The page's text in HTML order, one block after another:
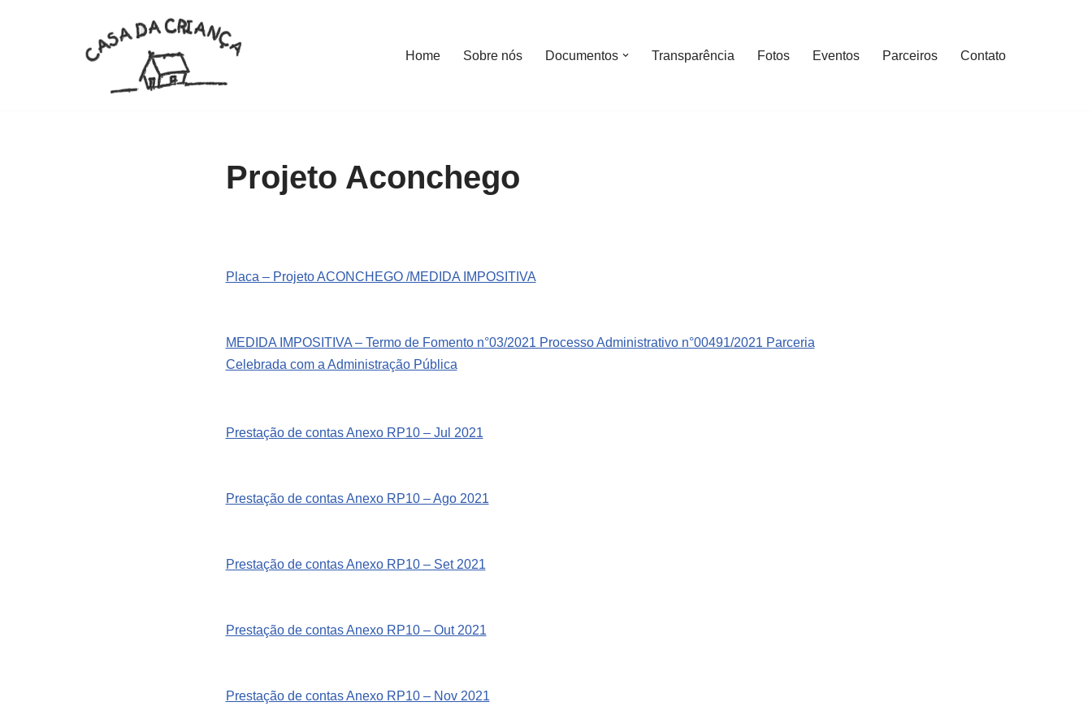
Home Sobre nós Documentos Transparência Fotos Eventos Parceiros Contato
Projeto Aconchego
Placa – Projeto ACONCHEGO /MEDIDA IMPOSITIVA
MEDIDA IMPOSITIVA – Termo de Fomento n°03/2021 Processo Administrativo n°00491/2021 Parceria
Celebrada com a Administração Pública
Prestação de contas Anexo RP10 – Jul 2021
Prestação de contas Anexo RP10 – Ago 2021
Prestação de contas Anexo RP10 – Set 2021
Prestação de contas Anexo RP10 – Out 2021
Prestação de contas Anexo RP10 – Nov 2021